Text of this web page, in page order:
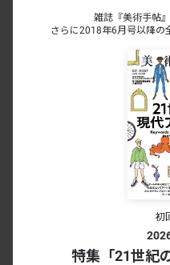
MAGAZINE
東京国立博物館のレストラ
ン3店舗が刷新。法隆寺宝
EXHIBITION
雑誌『美術手帖
さらに2018年6月号以降の
初
特集「21世紀